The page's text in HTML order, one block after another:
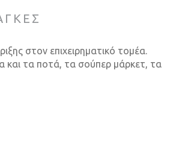
στον επιχειρηματικό τομέα.
και τα ποτά, τα σούπερ μάρκετ, τα